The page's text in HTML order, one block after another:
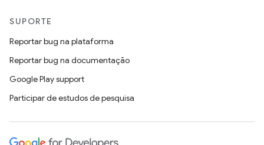
SUPORTE
Reportar bug na plataforma
Reportar bug na documentação
Google Play support
Participar de estudos de pesquisa